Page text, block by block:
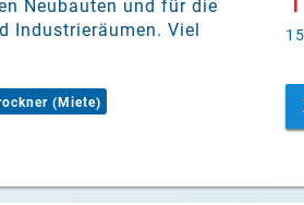
Neubauten und für die
Industrieräumen. Viel
(Miete)